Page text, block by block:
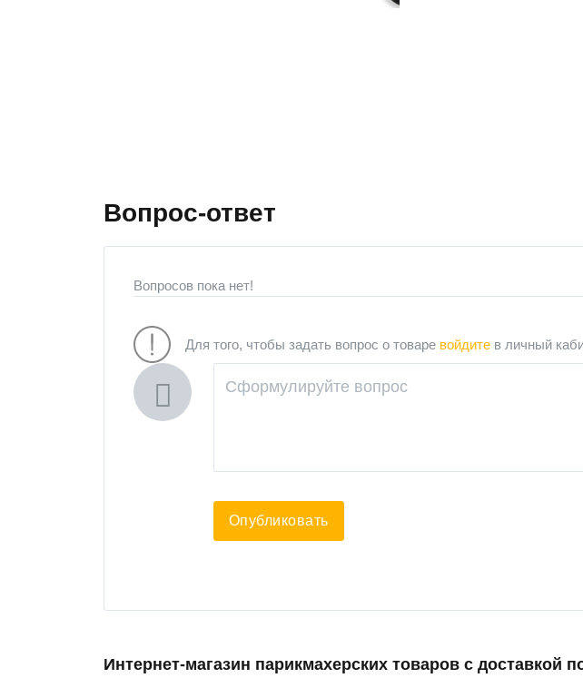
Вопрос-ответ
Вопросов пока нет!
Для того, чтобы задать вопрос о товаре войдите в личный
Опубликовать
Интернет-магазин парикмахерских товаров с доставкой